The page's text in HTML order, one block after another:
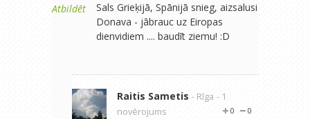
Atbildēt
Sals Grieķijā, Spānijā snieg, aizsalusi
Donava - jābrauc uz Eiropas
dienvidiem .... baudīt ziemu! :D
Raitis Sametis - Rīga - 1
novērojums
0
0